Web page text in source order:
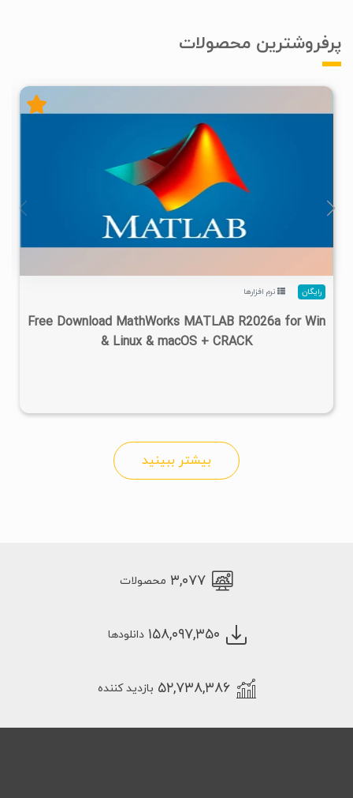
پرفروشترین محصولات
۱/۲۲M ۱۴۰۵/۰۲/۲۴
رایگان نرم افزارها
Free Download MathWorks MATLAB R2026a for Win
& Linux & macOS + CRACK
بیشتر ببینید
۳,۰۷۷ محصولات
۱۵۸,۰۹۷,۳۵۰ دانلودها
۵۲,۷۳۸,۳۸۶ بازدید کننده